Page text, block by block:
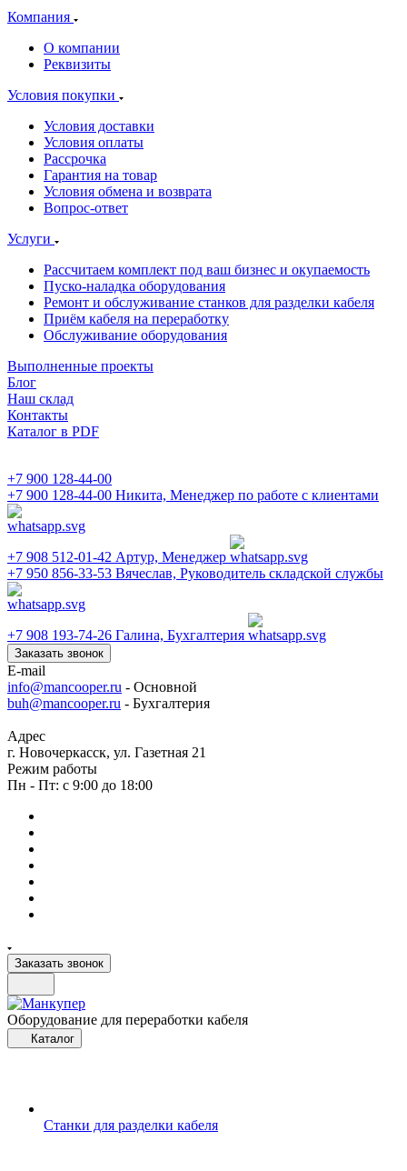
Компания
О компании
Реквизиты
Условия покупки
Условия доставки
Условия оплаты
Рассрочка
Гарантия на товар
Условия обмена и возврата
Вопрос-ответ
Услуги
Рассчитаем комплект под ваш бизнес и окупаемость
Пуско-наладка оборудования
Ремонт и обслуживание станков для разделки кабеля
Приём кабеля на переработку
Обслуживание оборудования
Выполненные проекты
Блог
Наш склад
Контакты
Каталог в PDF
+7 900 128-44-00
+7 900 128-44-00 Никита, Менеджер по работе с клиентами
+7 908 512-01-42 Артур, Менеджер
+7 950 856-33-53 Вячеслав, Руководитель складской службы
+7 908 193-74-26 Галина, Бухгалтерия
Заказать звонок
E-mail
info@mancooper.ru - Основной
buh@mancooper.ru - Бухгалтерия
Адрес
г. Новочеркасск, ул. Газетная 21
Режим работы
Пн - Пт: с 9:00 до 18:00
Заказать звонок
Оборудование для переработки кабеля
Каталог
Станки для разделки кабеля